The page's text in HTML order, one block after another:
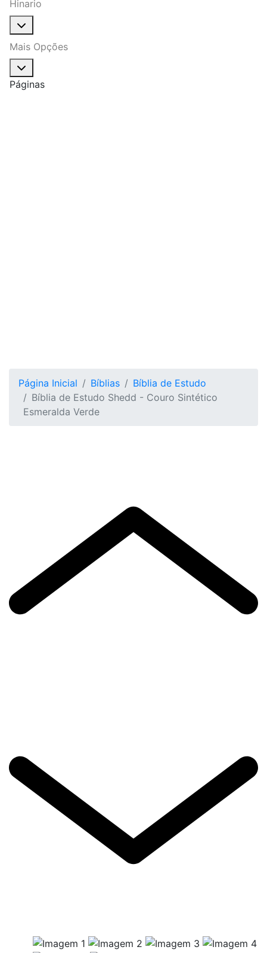
Hinario
Mais Opções
Páginas
Página Inicial Bíblias
Bíblia de Estudo
Bíblia de Estudo Shedd - Couro Sintético
Esmeralda Verde